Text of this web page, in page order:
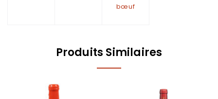
bœuf
Produits Similaires